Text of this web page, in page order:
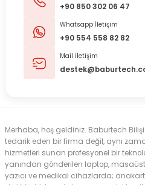
+90 850 302 06 47
Whatsapp İletişim
+90 554 558 82 82
Mail iletişim
Merhaba, hoş geldiniz. Baburtech
tedarik eden bir firma değil, aynı
hizmetleri sunan profesyonel bir
yanından gönderilen laptop,
yazıcı ve medikal cihazlarda;